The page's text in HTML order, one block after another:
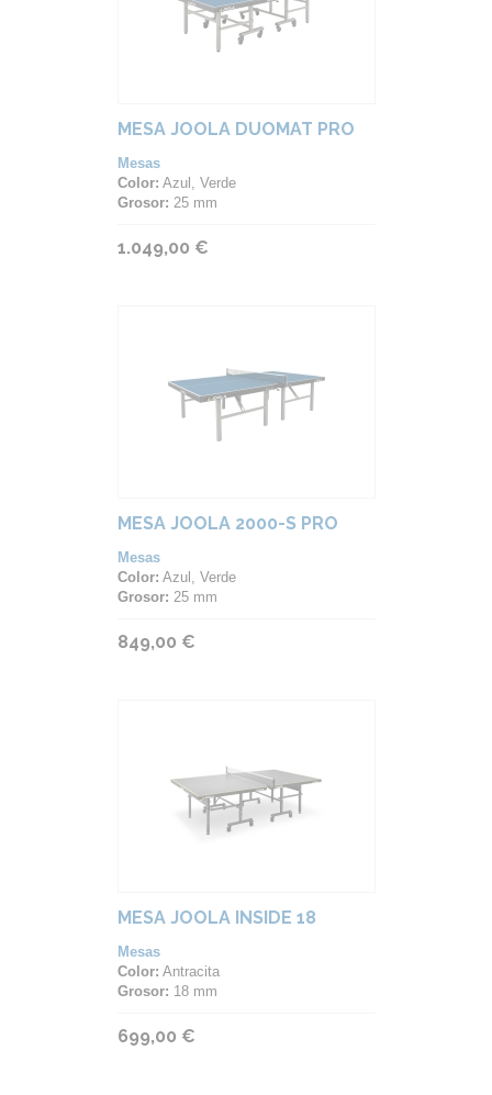
MESA JOOLA DUOMAT PRO
Mesas
Color: Azul, Verde
Grosor: 25 mm
1.049,00 €
MESA JOOLA 2000-S PRO
Mesas
Color: Azul, Verde
Grosor: 25 mm
849,00 €
MESA JOOLA INSIDE 18
Mesas
Color: Antracita
Grosor: 18 mm
699,00 €